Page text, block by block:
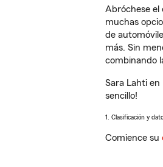
Abróchese el
muchas
de
más. Sin
combinando
Sara Lahti en
sencillo!
1. Clasificación y
Comience su